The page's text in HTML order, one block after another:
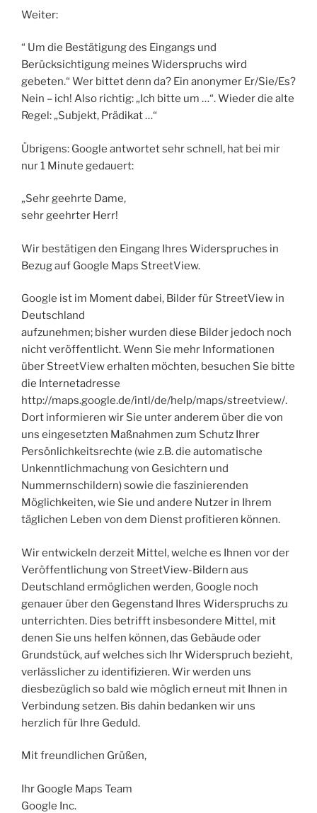
Weiter:
“ Um die Bestätigung des Eingangs und
Berücksichtigung meines Widerspruchs wird
gebeten.“ Wer bittet denn da? Ein anonymer Er/Sie/Es?
Nein – ich! Also richtig: „Ich bitte um …“. Wieder die alte
Regel: „Subjekt, Prädikat …“
Übrigens: Google antwortet sehr schnell, hat bei mir
nur 1 Minute gedauert:
„Sehr geehrte Dame,
sehr geehrter Herr!
Wir bestätigen den Eingang Ihres Widerspruches in
Bezug auf Google Maps StreetView.
Google ist im Moment dabei, Bilder für StreetView in
Deutschland
aufzunehmen; bisher wurden diese Bilder jedoch noch
nicht veröffentlicht. Wenn Sie mehr Informationen
über StreetView erhalten möchten, besuchen Sie bitte
die Internetadresse
http://maps.google.de/intl/de/help/maps/streetview/.
Dort informieren wir Sie unter anderem über die von
uns eingesetzten Maßnahmen zum Schutz Ihrer
Persönlichkeitsrechte (wie z.B. die automatische
Unkenntlichmachung von Gesichtern und
Nummernschildern) sowie die faszinierenden
Möglichkeiten, wie Sie und andere Nutzer in Ihrem
täglichen Leben von dem Dienst profitieren können.
Wir entwickeln derzeit Mittel, welche es Ihnen vor der
Veröffentlichung von StreetView-Bildern aus
Deutschland ermöglichen werden, Google noch
genauer über den Gegenstand Ihres Widerspruchs zu
unterrichten. Dies betrifft insbesondere Mittel, mit
denen Sie uns helfen können, das Gebäude oder
Grundstück, auf welches sich Ihr Widerspruch bezieht,
verlässlicher zu identifizieren. Wir werden uns
diesbezüglich so bald wie möglich erneut mit Ihnen in
Verbindung setzen. Bis dahin bedanken wir uns
herzlich für Ihre Geduld.
Mit freundlichen Grüßen,
Ihr Google Maps Team
Google Inc.